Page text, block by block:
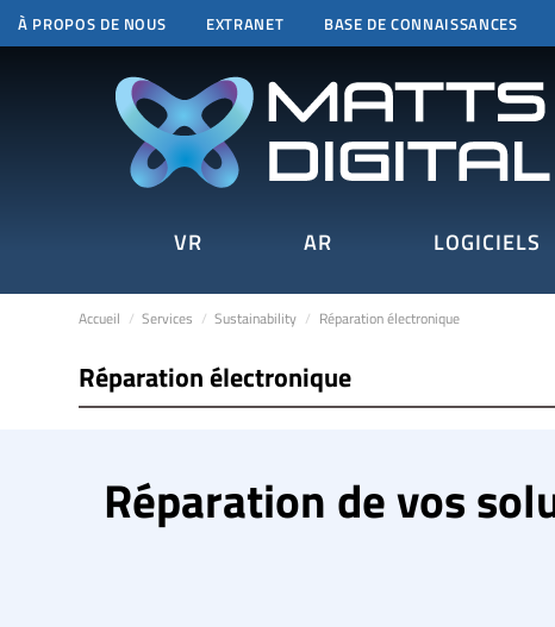
À PROPOS DE NOUS EXTRANET BASE DE CONNAISSANCES
VR AR LOGICIELS
Accueil Services Sustainability Réparation électronique
Réparation électronique
Réparation de vos